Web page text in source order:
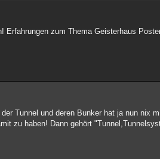
zum Thema Geisterhaus
Tunnel und deren Bunker hat ja nun nix
zu haben! Dann gehört